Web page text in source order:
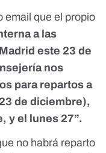
email que el propio
a las
este 23 de
nos
para repartos a
de diciembre),
y el lunes 27”.
no habrá reparto